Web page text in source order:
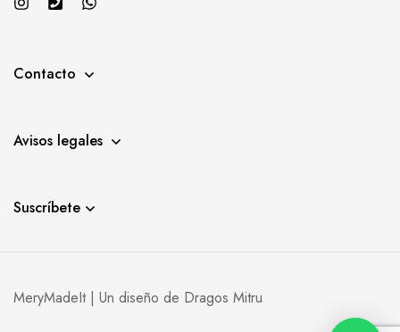
Contacto
Avisos legales
Suscríbete
MeryMadeIt | Un diseño de Dragos Mitru